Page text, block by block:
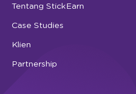
Tentang StickEarn
Case Studies
Klien
Partnership